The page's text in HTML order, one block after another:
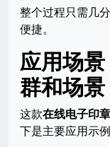
整个过程只需几
便捷。
应用场
群和场景
这款在线电子印
下是主要应用示例